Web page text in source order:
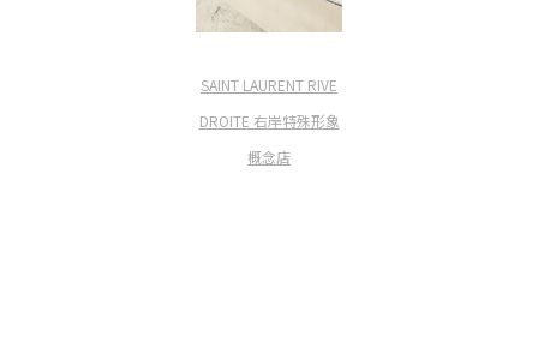
SAINT LAURENT RIVE
DROITE 右岸特殊形象
概念店